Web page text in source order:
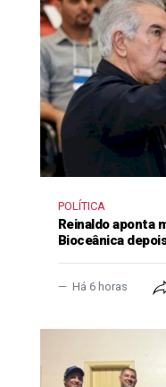
POLÍTICA
Reinaldo aponta
Bioceânica
Há 6 horas